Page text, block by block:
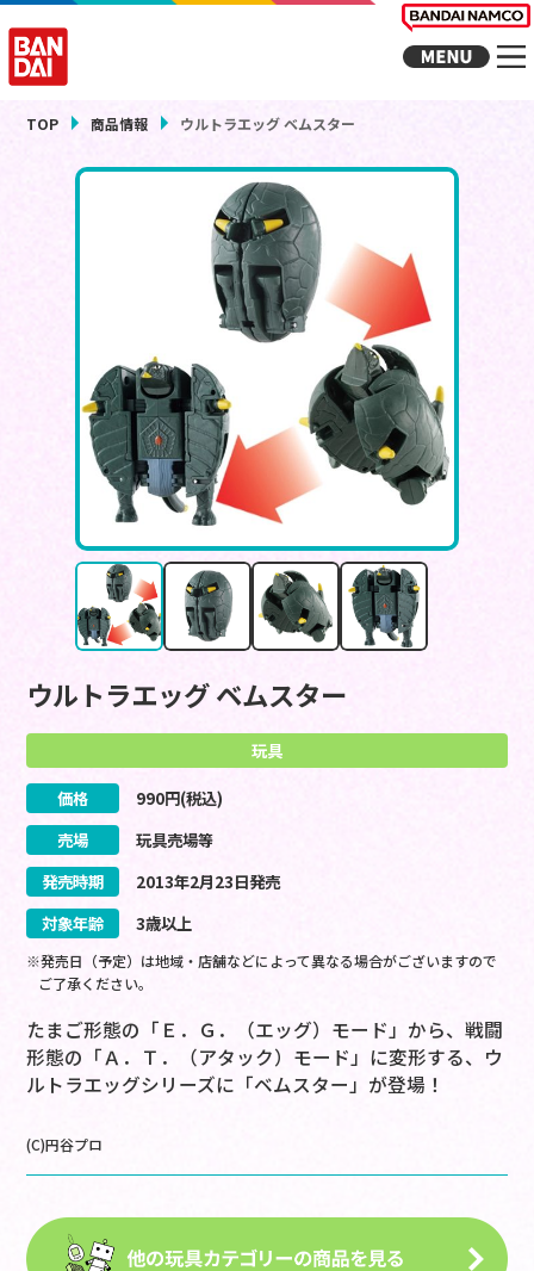
TOP 商品情報 ウルトラエッグ ベムスター
ウルトラエッグ ベムスター
玩具
価格 990円(税込)
売場
玩具売場等
発売時期
2013年2月23日発売
対象年齢
3歳以上
※発売日（予定）は地域・店舗などによって異なる場合がございますので
ご了承ください。
たまご形態の「Ｅ．Ｇ．（エッグ）モード」から、戦闘
形態の「Ａ．Ｔ．（アタック）モード」に変形する、ウ
ルトラエッグシリーズに「ベムスター」が登場！
(C)円谷プロ